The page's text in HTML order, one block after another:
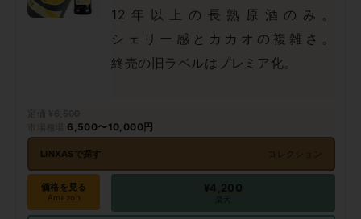
6,500〜10,000円
12年以上の長熟原酒のみ。
シェリー感とカカオの複雑さ。
終売の旧ラベルはプレミア化。
LINXASで探す コレクション
価格を見る
Amazon
¥4,200
楽天